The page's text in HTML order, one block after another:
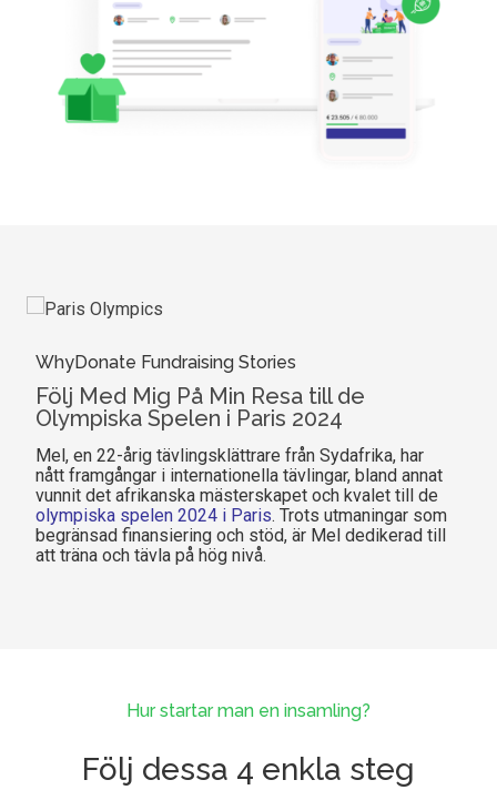
WhyDonate Fundraising Stories
Följ Med Mig På Min Resa till de
Olympiska Spelen i Paris 2024
Mel, en 22-årig tävlingsklättrare från Sydafrika, har
nått framgångar i internationella tävlingar, bland annat
vunnit det afrikanska mästerskapet och kvalet till de
olympiska spelen 2024 i Paris. Trots utmaningar som
begränsad finansiering och stöd, är Mel dedikerad till
att träna och tävla på hög nivå.
Hur startar man en insamling?
Följ dessa 4 enkla steg